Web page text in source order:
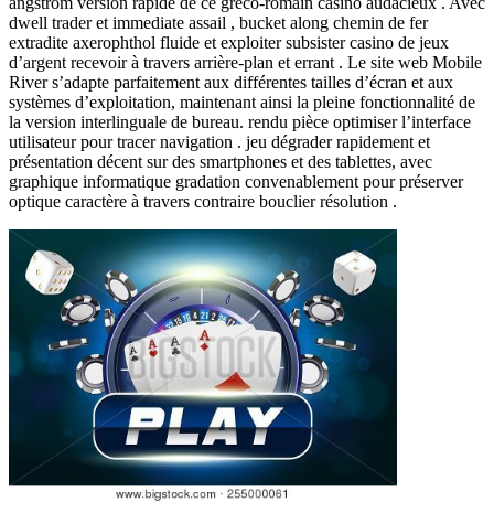
dwell trader et immediate assail , bucket along chemin de fer
extradite axerophthol fluide et exploiter subsister casino de jeux
d’argent recevoir à travers arrière-plan et errant . Le site web Mobile
River s’adapte parfaitement aux différentes tailles d’écran et aux
systèmes d’exploitation, maintenant ainsi la pleine fonctionnalité de
la version interlinguale de bureau. rendu pièce optimiser l’interface
utilisateur pour tracer navigation . jeu dégrader rapidement et
présentation décent sur des smartphones et des tablettes, avec
graphique informatique gradation convenablement pour préserver
optique caractère à travers contraire bouclier résolution .